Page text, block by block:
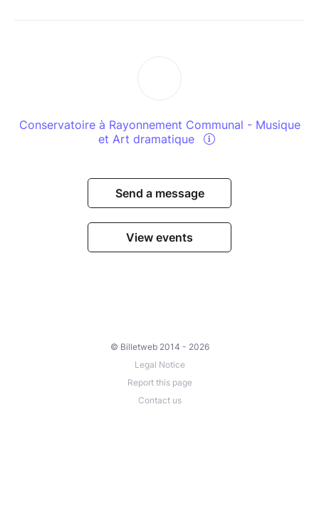
Conservatoire à Rayonnement Communal - Musique
et Art dramatique
Send a message
View events
© Billetweb 2014 - 2026
Legal Notice
Report this page
Contact us